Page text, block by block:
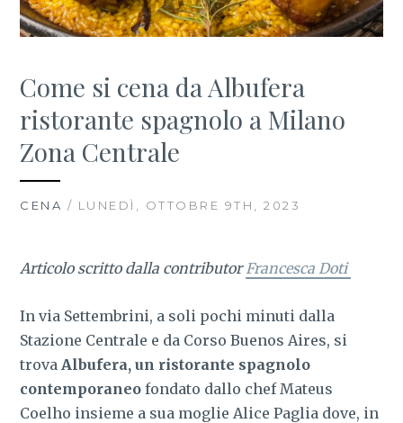
Come si cena da Albufera
ristorante spagnolo a Milano
Zona Centrale
CENA / LUNEDÌ, OTTOBRE 9TH, 2023
Articolo scritto dalla contributorFrancesca Doti
In via Settembrini, a soli pochi minuti dalla
Stazione Centrale e da Corso Buenos Aires, si
trova Albufera, un ristorante spagnolo
contemporaneo fondato dallo chef Mateus
Coelho insieme a sua moglie Alice Paglia dove, in